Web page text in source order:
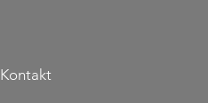
Kontakt